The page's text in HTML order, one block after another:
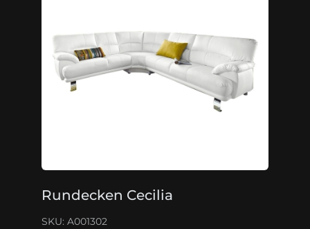
Rundecken Cecilia
SKU: A001302